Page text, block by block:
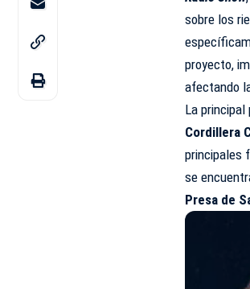
sobre los
proyecto,
afectando
La
Cordillera
principales
se
Presa de